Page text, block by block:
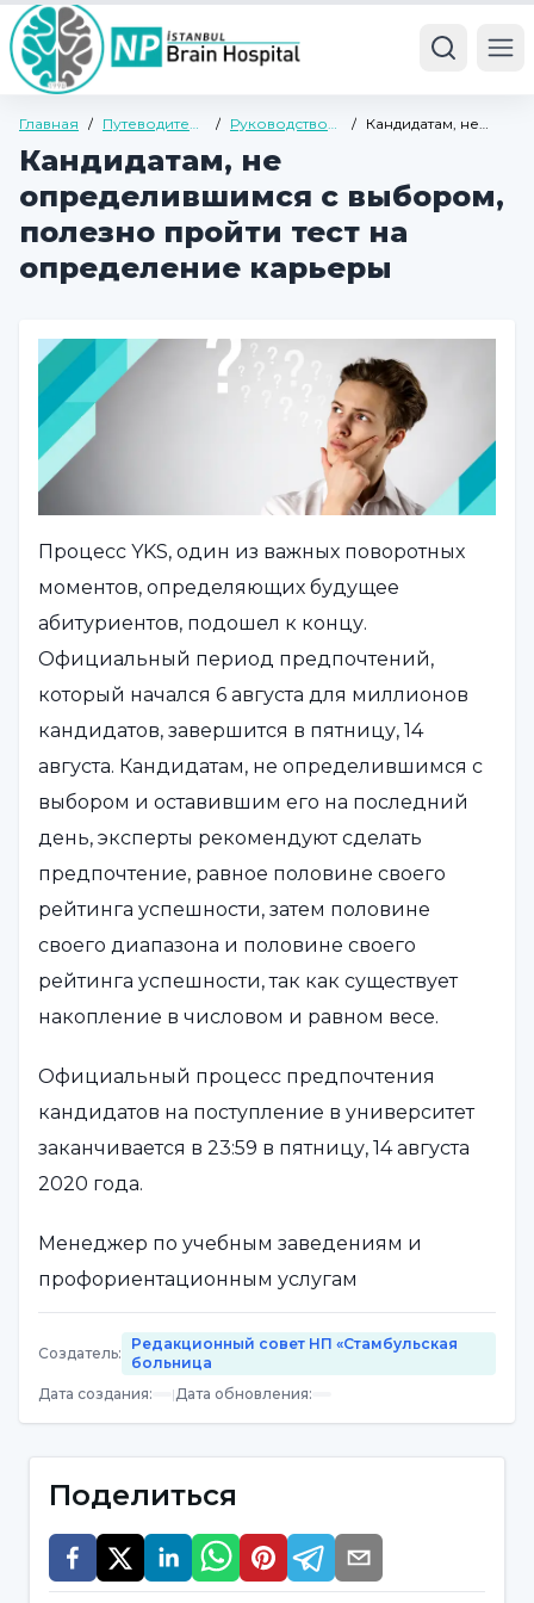
Главная / Путеводитель
/ Руководство
подростковой
/ Кандидатам, не
пройти тест на
определение
Кандидатам, не
определившимся с выбором,
полезно пройти тест на
определение карьеры
Процесс YKS, один из важных поворотных
моментов, определяющих будущее
абитуриентов, подошел к концу.
Официальный период предпочтений,
который начался 6 августа для миллионов
кандидатов, завершится в пятницу, 14
августа. Кандидатам, не определившимся с
выбором и оставившим его на последний
день, эксперты рекомендуют сделать
предпочтение, равное половине своего
рейтинга успешности, затем половине
своего диапазона и половине своего
рейтинга успешности, так как существует
накопление в числовом и равном весе.
Официальный процесс предпочтения
кандидатов на поступление в университет
заканчивается в 23:59 в пятницу, 14 августа
2020 года.
Менеджер по учебным заведениям и
профориентационным услугам
Университета Ускюдар Uzm. Пск. Дан. Эче
Тёзениш дал важные рекомендации
кандидатам, которые все еще испытывают
трудности с выбором факультета и не
определились с выбором за несколько
дней до завершения официального
периода предпочтений.
Создатель:
Редакционный совет НП «Стамбульская
больница
Дата создания: |Дата обновления:
Поделиться